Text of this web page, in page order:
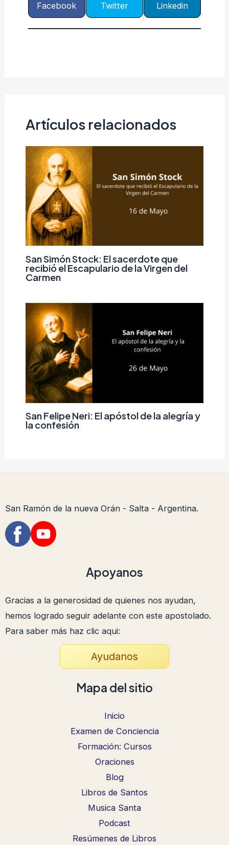
Facebook Twitter Linkedin
Artículos relacionados
San Simón Stock: El sacerdote que
recibió el Escapulario de la Virgen del
Carmen
San Felipe Neri: El apóstol de la alegría y
la confesión
San Ramón de la nueva Orán - Salta - Argentina.
Apoyanos
Gracias a la generosidad de quienes nos ayudan,
hemos logrado seguir adelante con este apostolado.
Para saber más haz clic aqui:
Ayudanos
Mapa del sitio
Inicio
Examen de Conciencia
Formación: Cursos
Oraciones
Blog
Libros de Santos
Musica Santa
Podcast
Resúmenes de Libros